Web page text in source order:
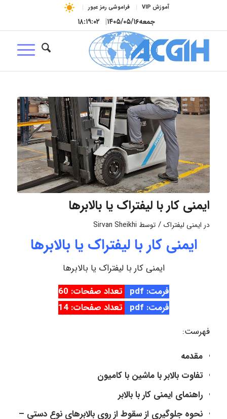
آموزش VIP فراموشی رمز عبور
جمعه۱۴۰۵/۰۵/۱۶| ۱۸:۱۹:۰۳
ایمنی کار با لیفتراک یا بالابرها
در ایمنی لیفتراک / توسط Sirvan Sheikhi
ایمنی کار با لیفتراک یا بالابرها
ایمنی کار با لیفتراک یا بالابرها
فرمت: pdf
تعداد صفحات: 60
فرمت: pdf
تعداد صفحات: 14
فهرست:
مقدمه
تفاوت بالابر با ماشین با کامیون
راهنمای ایمنی کار با بالابر
نحوه جلوگیری از سقوط از روی بالابرهای نوع دستی –